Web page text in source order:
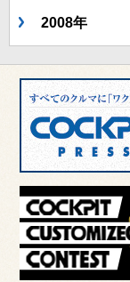
2008年